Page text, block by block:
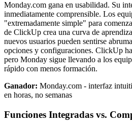
Monday.com gana en usabilidad. Su
inmediatamente comprensible. Los
"extremadamente simple" para
de ClickUp crea una curva de
nuevos usuarios pueden sentirse
opciones y configuraciones. ClickUp
pero Monday sigue llevando a los
rápido con menos formación.
Ganador: Monday.com - interfaz
en horas, no semanas
Funciones Integradas vs.